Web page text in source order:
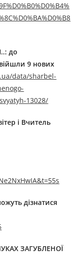
до
9 нових
data/sharbel-
13028/
і Вчитель
дізнатися
ЗАГУБЛЕНОЇ